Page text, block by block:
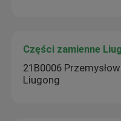
Części zamienne
21B0006
Liugong